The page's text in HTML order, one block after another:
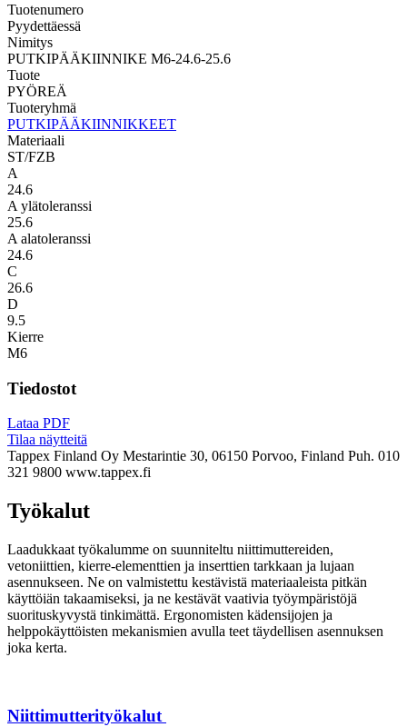
Tuotenumero
Pyydettäessä
Nimitys
PUTKIPÄÄKIINNIKE M6-24.6-25.6
Tuote
PYÖREÄ
Tuoteryhmä
PUTKIPÄÄKIINNIKKEET
Materiaali
ST/FZB
A
24.6
A ylätoleranssi
25.6
A alatoleranssi
24.6
C
26.6
D
9.5
Kierre
M6
Tiedostot
Lataa PDF
Tilaa näytteitä
Tappex Finland Oy Mestarintie 30, 06150 Porvoo, Finland Puh. 010
321 9800 www.tappex.fi
Työkalut
Laadukkaat työkalumme on suunniteltu niittimuttereiden,
vetoniittien, kierre-elementtien ja inserttien tarkkaan ja lujaan
asennukseen. Ne on valmistettu kestävistä materiaaleista pitkän
käyttöiän takaamiseksi, ja ne kestävät vaativia työympäristöjä
suorituskyvystä tinkimättä. Ergonomisten kädensijojen ja
helppokäyttöisten mekanismien avulla teet täydellisen asennuksen
joka kerta.
Niittimutterityökalut